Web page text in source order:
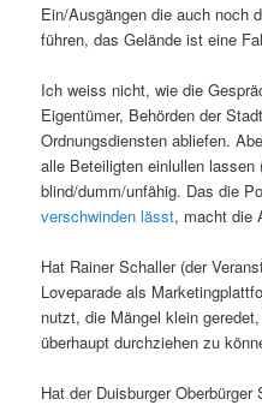
Ein/Ausgängen die auch noch
führen, das Gelände ist eine
Ich weiss nicht, wie die
Eigentümer, Behörden der
Ordnungsdiensten abliefen.
alle Beteiligten einlullen lassen
blind/dumm/unfähig. Das die
verschwinden lässt, macht die
Hat Rainer Schaller (der
Loveparade als
nutzt, die Mängel klein
überhaupt durchziehen zu
Hat der Duisburger